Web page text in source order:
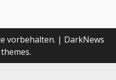
vorbehalten. | DarkNews